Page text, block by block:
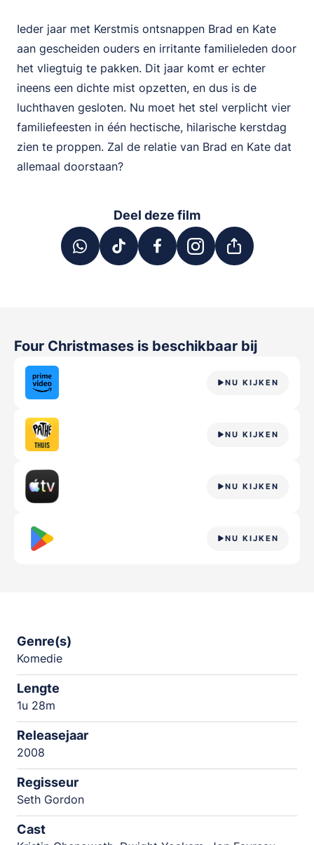
Ieder jaar met Kerstmis ontsnappen Brad en Kate
aan gescheiden ouders en irritante familieleden door
het vliegtuig te pakken. Dit jaar komt er echter
ineens een dichte mist opzetten, en dus is de
luchthaven gesloten. Nu moet het stel verplicht vier
familiefeesten in één hectische, hilarische kerstdag
zien te proppen. Zal de relatie van Brad en Kate dat
allemaal doorstaan?
Deel deze film
Four Christmases is beschikbaar bij
NU KIJKEN
NU KIJKEN
NU KIJKEN
NU KIJKEN
Genre(s)
Komedie
Lengte
1u 28m
Releasejaar
2008
Regisseur
Seth Gordon
Cast